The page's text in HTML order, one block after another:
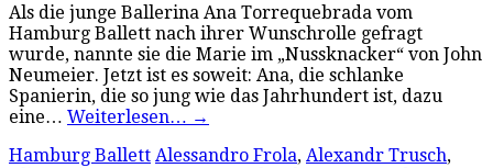
Als die junge Ballerina Ana Torrequebrada vom
Hamburg Ballett nach ihrer Wunschrolle gefragt
wurde, nannte sie die Marie im „Nussknacker“ von John
Neumeier. Jetzt ist es soweit: Ana, die schlanke
Spanierin, die so jung wie das Jahrhundert ist, dazu
eine… Weiterlesen… →
Hamburg Ballett Alessandro Frola, Alexandr Trusch,